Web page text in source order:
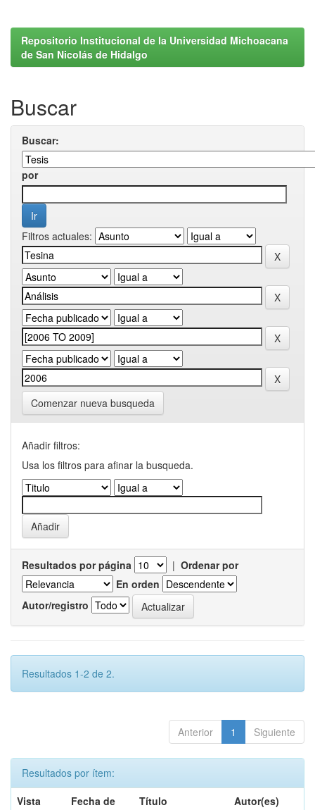
Repositorio Institucional de la Universidad Michoacana
de San Nicolás de Hidalgo
Buscar
Buscar:
por
Filtros actuales:
Comenzar nueva busqueda
Añadir filtros:
Usa los filtros para afinar la busqueda.
Resultados por página | Ordenar por
En orden
Autor/registro
Resultados 1-2 de 2.
Anterior 1 Siguiente
Resultados por ítem:
Vista
Fecha de
Título Autor(es)